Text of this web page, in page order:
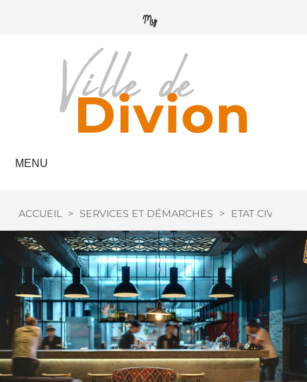
MENU
ACCUEIL > SERVICES ET DÉMARCHES > ETAT CIVIL